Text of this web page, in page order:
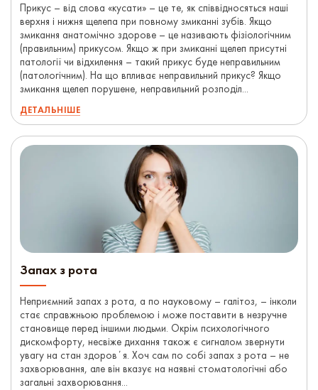
Прикус – від слова «кусати» – це те, як співвідносяться наші
верхня і нижня щелепа при повному змиканні зубів. Якщо
змикання анатомічно здорове – це називають фізіологічним
(правильним) прикусом. Якщо ж при змиканні щелеп присутні
патології чи відхилення – такий прикус буде неправильним
(патологічним). На що впливає неправильний прикус? Якщо
змикання щелеп порушене, неправильний розподіл...
ДЕТАЛЬНІШЕ
Запах з рота
Неприємний запах з рота, а по науковому – галітоз, – інколи
стає справжньою проблемою і може поставити в незручне
становище перед іншими людьми. Окрім психологічного
дискомфорту, несвіже дихання також є сигналом звернути
увагу на стан здоровʼя. Хоч сам по собі запах з рота – не
захворювання, але він вказує на наявні стоматологічні або
загальні захворювання...